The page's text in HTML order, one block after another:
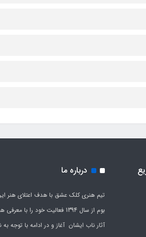
درباره ما
تیم هنری کلک عشق با هدف اعتلای هنر
بوم از سال 1394 فعالیت خود را با
آثار ناب ایشان آغاز و در ادامه با توجه به